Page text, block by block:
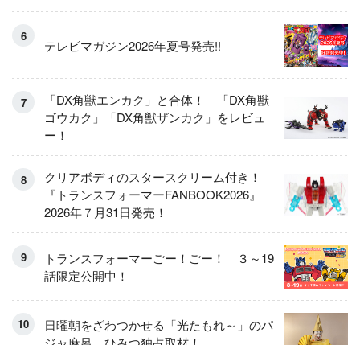
テレビマガジン2026年夏号発売!!
「DX角獣エンカク」と合体！ 「DX角獣
ゴウカク」「DX角獣ザンカク」をレビュ
ー！
クリアボディのスタースクリーム付き！
『トランスフォーマーFANBOOK2026』
2026年７月31日発売！
トランスフォーマーごー！ごー！ ３～19
話限定公開中！
日曜朝をざわつかせる「光たもれ～」のパ